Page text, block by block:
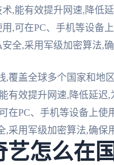
,能有效提升网速,降低
,可在PC、手机等设备
全,采用军级加密算法,
,覆盖全球多个国家和地
有效提升网速,降低延迟
在PC、手机等设备上
,采用军级加密算法,确保
艺怎么在